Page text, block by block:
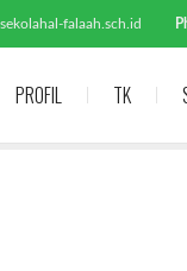
falaah.sch.id
PROFIL TK